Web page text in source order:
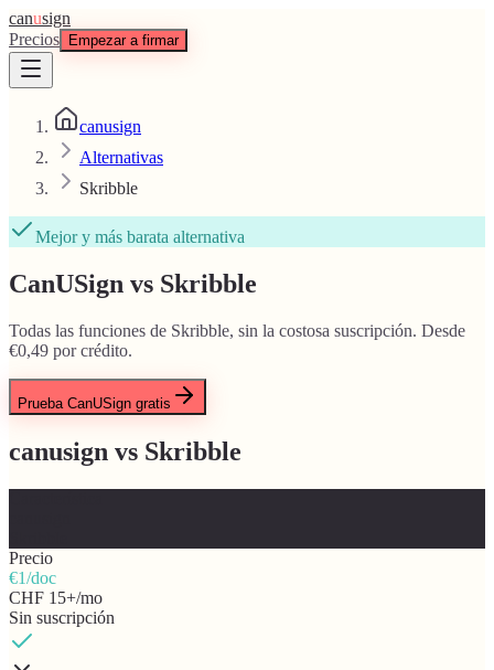
canusign
Precios
Empezar a firmar
canusign
Alternativas
Skribble
Mejor y más barata alternativa
CanUSign vs Skribble
Todas las funciones de Skribble, sin la costosa suscripción. Desde
€0,49 por crédito.
Prueba CanUSign gratis
canusign vs Skribble
Precio
€1/doc
CHF 15+/mo
Sin suscripción